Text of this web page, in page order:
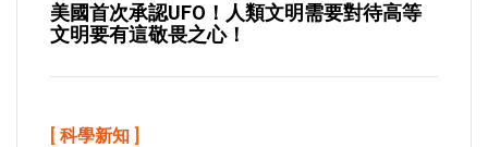
美國首次承認UFO！人類文明需要對待高等
文明要有這敬畏之心！
[ 科學新知 ]